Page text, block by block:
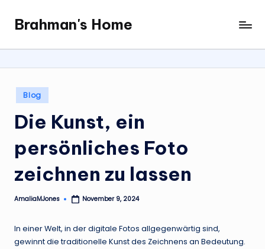
content
Brahman's Home
Spiritual
and
it
all
Posted
in
Blog
Die Kunst, ein
persönliches Foto
zeichnen zu lassen
Posted
AmaliaMJones November 9, 2024
In einer Welt, in der digitale Fotos allgegenwärtig sind,
gewinnt die traditionelle Kunst des Zeichnens an Bedeutung.